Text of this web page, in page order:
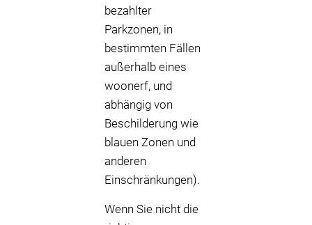
bezahlter
Parkzonen, in
bestimmten Fällen
außerhalb eines
woonerf, und
abhängig von
Beschilderung wie
blauen Zonen und
anderen
Einschränkungen).
Wenn Sie nicht die